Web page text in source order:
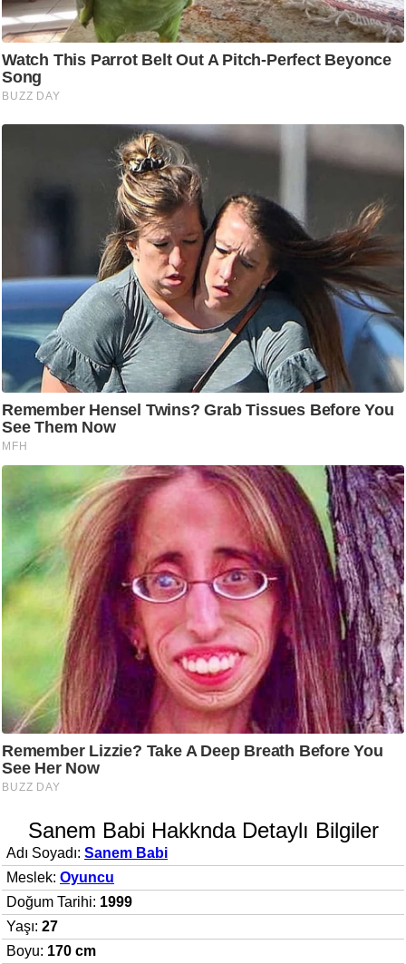
Sanem Babi Hakknda Detaylı Bilgiler
Adı Soyadı: Sanem Babi
Meslek: Oyuncu
Doğum Tarihi: 1999
Yaşı: 27
Boyu: 170 cm